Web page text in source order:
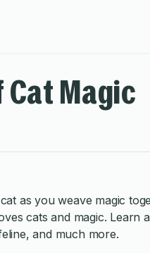
Magic
as you weave magic
cats and magic.
and much more.